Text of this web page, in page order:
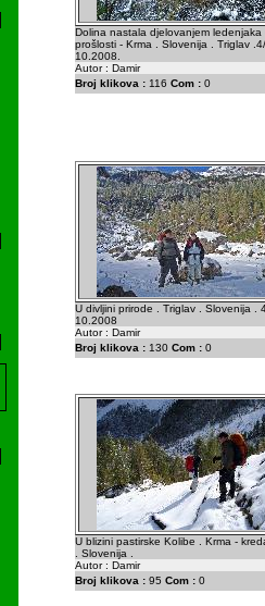
Dolina nastala djelovanjem ledenjaka
prošlosti - Krma . Slovenija . Triglav
10.2008.
Autor : Damir
Broj klikova : 116 Com : 0
U divljini prirode . Triglav . Slovenija .
10.2008
Autor : Damir
Broj klikova : 130 Com : 0
U blizini pastirske Kolibe . Krma -
. Slovenija .
Autor : Damir
Broj klikova : 95 Com : 0